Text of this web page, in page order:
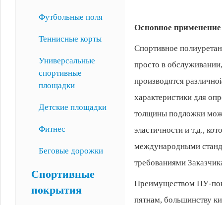
Футбольные поля
Теннисные корты
Универсальные
спортивные
площадки
Детские площадки
Фитнес
Беговые дорожки
Спортивные
покрытия
Основное применение
Спортивное
просто в
производятся
характеристики для
толщины подложки
эластичности и т.д.,
международными
требованиями
Преимуществом ПУ-
пятнам, большинству